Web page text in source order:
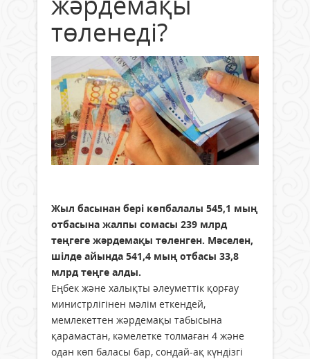
төленеді?
Жыл басынан бері көпбалалы 545,1 мың
отбасына жалпы сомасы 239 млрд
теңгеге жәрдемақы төленген. Мәселен,
шілде айында 541,4 мың отбасы 33,8
млрд теңге алды.
Еңбек және халықты әлеуметтік қорғау
министрлігінен мәлім еткендей,
мемлекеттен жәрдемақы табысына
қарамастан, кәмелетке толмаған 4 және
одан көп баласы бар, сондай-ақ күндізгі